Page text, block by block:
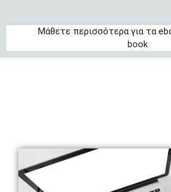
Μάθετε περισσότερα για τα
book